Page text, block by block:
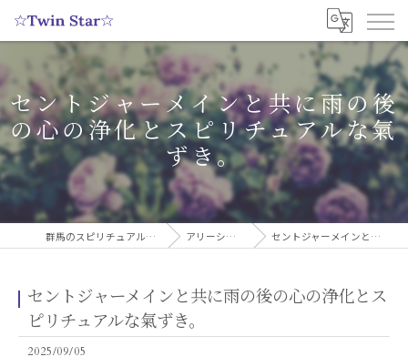
セントジャーメインと共に雨の後
の心の浄化とスピリチュアルな氣
ずき。
群馬のスピリチュアルヒーリングサロンなら実績多数の☆Twin Star☆ アリーシャのスピリチュアルブログ セントジャーメインと共に雨の後の心の浄化とスピリチュアルな氣ずき。
セントジャーメインと共に雨の後の心の浄化とス
ピリチュアルな氣ずき。
2025/09/05